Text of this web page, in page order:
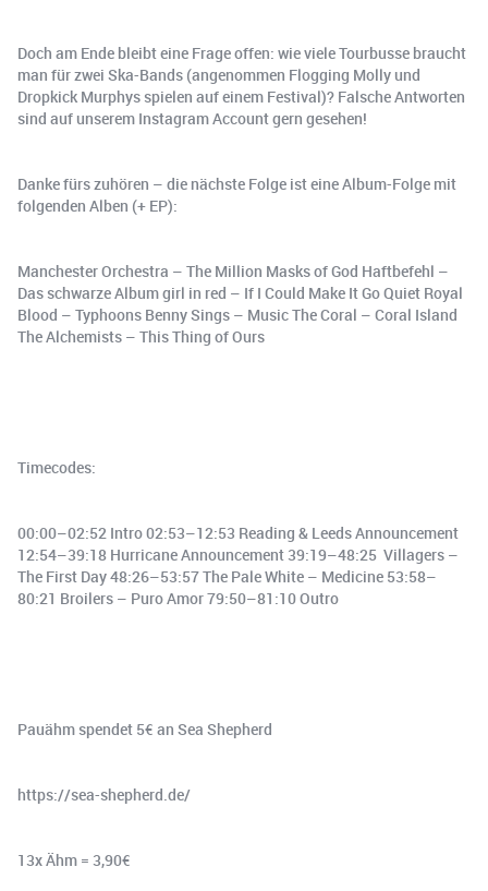
Doch am Ende bleibt eine Frage offen: wie viele Tourbusse braucht
man für zwei Ska-Bands (angenommen Flogging Molly und
Dropkick Murphys spielen auf einem Festival)? Falsche Antworten
sind auf unserem Instagram Account gern gesehen!
Danke fürs zuhören – die nächste Folge ist eine Album-Folge mit
folgenden Alben (+ EP):
Manchester Orchestra – The Million Masks of God Haftbefehl –
Das schwarze Album girl in red – If I Could Make It Go Quiet Royal
Blood – Typhoons Benny Sings – Music The Coral – Coral Island
The Alchemists – This Thing of Ours
Timecodes:
00:00–02:52 Intro 02:53–12:53 Reading & Leeds Announcement
12:54–39:18 Hurricane Announcement 39:19–48:25 Villagers –
The First Day 48:26–53:57 The Pale White – Medicine 53:58–
80:21 Broilers – Puro Amor 79:50–81:10 Outro
Pauähm spendet 5€ an Sea Shepherd
https://sea-shepherd.de/
13x Ähm = 3,90€